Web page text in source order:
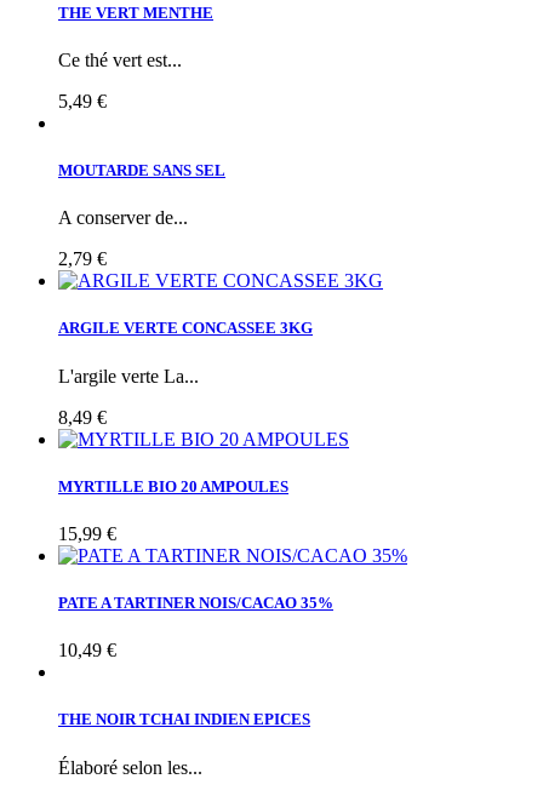
THE VERT MENTHE
Ce thé vert est...
5,49 €
MOUTARDE SANS SEL
A conserver de...
2,79 €
ARGILE VERTE CONCASSEE 3KG
L'argile verte La...
8,49 €
MYRTILLE BIO 20 AMPOULES
15,99 €
PATE A TARTINER NOIS/CACAO 35%
10,49 €
THE NOIR TCHAI INDIEN EPICES
Élaboré selon les...